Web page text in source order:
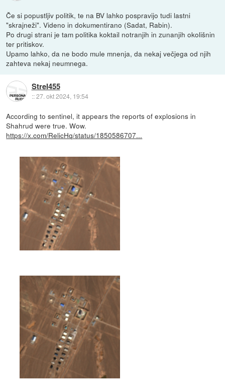
Če si popustljiv politik, te na BV lahko pospravijo tudi lastni
"skrajneži". Videno in dokumentirano (Sadat, Rabin).
Po drugi strani je tam politika koktail notranjih in zunanjih okolišnin
ter pritiskov.
Upamo lahko, da ne bodo mule mnenja, da nekaj večjega od njih
zahteva nekaj neumnega.
Strel455
::27. okt 2024, 19:54
According to sentinel, it appears the reports of explosions in
Shahrud were true. Wow.
https://x.com/RelicHq/status/1850586707...